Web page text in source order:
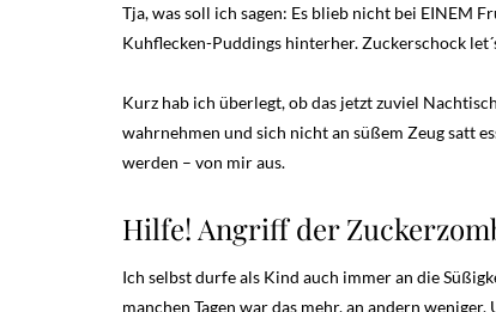
Tja, was soll ich sagen: Es blieb nicht bei EINEM
Kuhflecken-Puddings hinterher. Zuckerschock
Kurz hab ich überlegt, ob das jetzt zuviel
wahrnehmen und sich nicht an süßem Zeug satt
werden – von mir aus.
Hilfe! Angriff der
Ich selbst durfe als Kind auch immer an die
manchen Tagen war das mehr, an andern